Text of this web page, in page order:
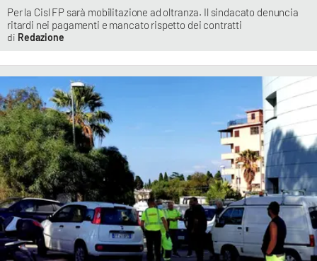
Per la Cisl FP sarà mobilitazione ad oltranza. Il sindacato denuncia
ritardi nei pagamenti e mancato rispetto dei contratti
Redazione